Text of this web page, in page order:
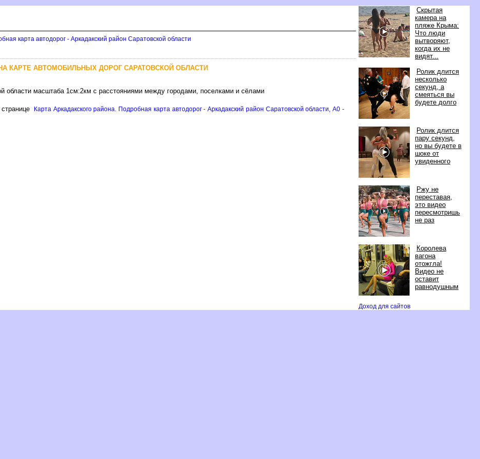
Скрытая
камера на
пляже Крыма:
Что люди
ытворяют,
когда их не
идят...
Ролик длится
несколько
секунд, а
смеяться вы
удете долго
Ролик длится
пару секунд,
но вы будете
шоке от
увиденного
Ржу не
переставая,
это видео
пересмотришь
не раз
Королева
агона
отожгла!
идео не
оставит
равнодушным
Доход для сайто
карта автодорог - Аркадакский район Саратовской области
КАРТЕ АВТОМОБИЛЬНЫХ ДОРОГ САРАТОВСКОЙ ОБЛАСТИ
области масштаба 1см:2км с расстояниями между городами, поселками и сёлами
Карта Аркадакского района. Подробная карта автодорог - Аркадакский район Саратовской области, A0 -